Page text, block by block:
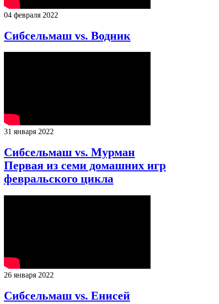
04 февраля 2022
Сибсельмаш vs. Водник
31 января 2022
Сибсельмаш vs. Мурман
Первая из семи домашних игр
февральского цикла
26 января 2022
Сибсельмаш vs. Енисей